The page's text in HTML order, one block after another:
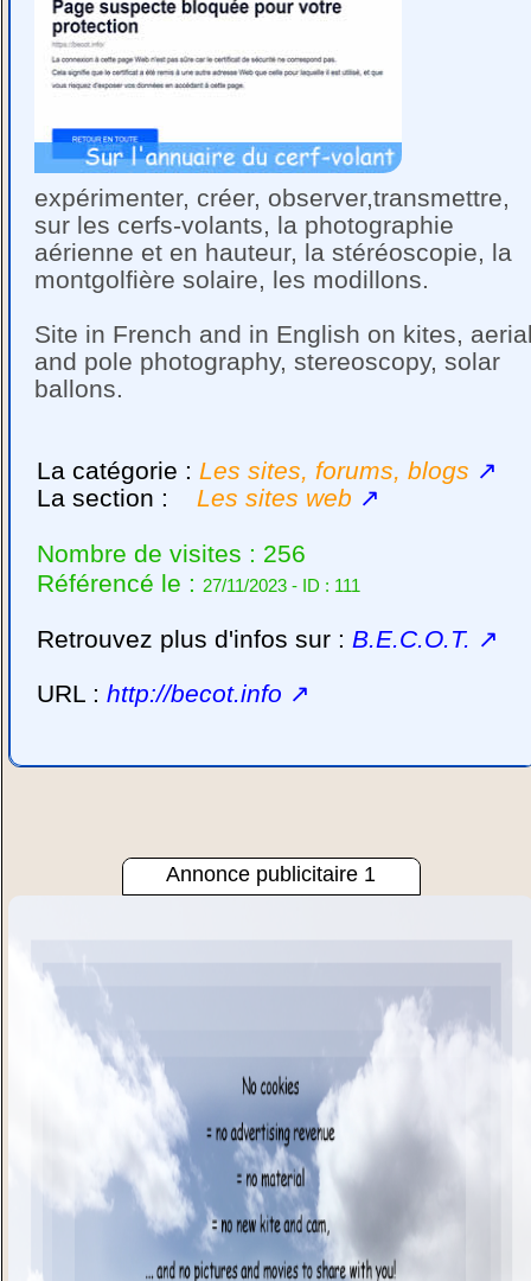
expérimenter, créer, observer,transmettre,
sur les cerfs-volants, la photographie
aérienne et en hauteur, la stéréoscopie, la
montgolfière solaire, les modillons.
Site in French and in English on kites,
and pole photography, stereoscopy, solar
ballons.
La catégorie : Les sites, forums, blogs ↗
La section : Les sites web ↗
Nombre de visites : 256
Référencé le : 27/11/2023 - ID : 111
Retrouvez plus d'infos sur : B.E.C.O.T. ↗
URL :http://becot.info ↗
Annonce publicitaire 1